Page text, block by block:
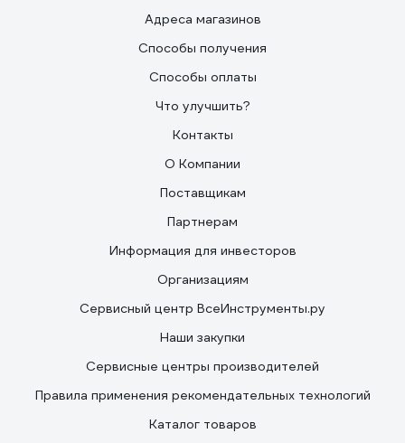
Адреса магазинов
Способы получения
Способы оплаты
Что улучшить?
Контакты
О Компании
Поставщикам
Партнерам
Информация для инвесторов
Организациям
Сервисный центр ВсеИнструменты.ру
Наши закупки
Сервисные центры производителей
Правила применения рекомендательных технологий
Каталог товаров